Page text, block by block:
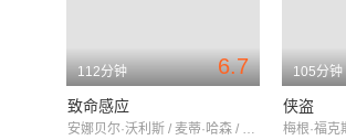
6.7
112分钟
致命感应
安娜贝尔·沃利斯 / 麦蒂·哈森 / 吴宇卫
105分钟
侠盗